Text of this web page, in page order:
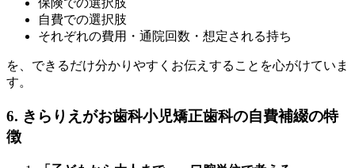
保険での選択肢
自費での選択肢
それぞれの費用・通院回数・想定される持ち
を、できるだけ分かりやすくお伝えすることを心がけていま
す。
6. きらりえがお歯科小児矯正歯科の自費補綴の特
徴